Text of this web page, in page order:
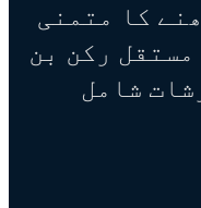
کا متمنی
مستقل رکن بن
شامل